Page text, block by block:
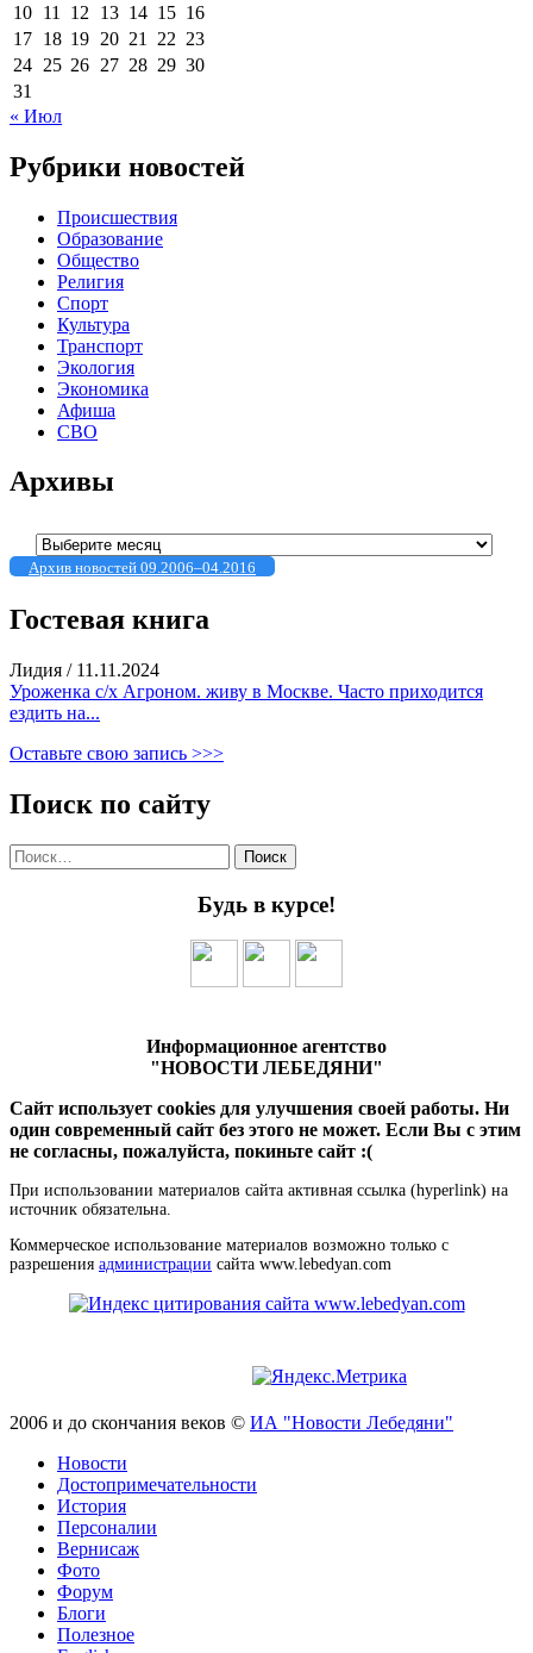
10 11 12 13 14 15 16
17 18 19 20 21 22 23
24 25 26 27 28 29 30
31
« Июл
Рубрики новостей
Происшествия
Образование
Общество
Религия
Спорт
Культура
Транспорт
Экология
Экономика
Афиша
СВО
Архивы
Архивы
Архив новостей 09.2006–04.2016
Гостевая книга
Лидия / 11.11.2024
Уроженка с/х Агроном. живу в Москве. Часто приходится
ездить на...
Оставьте свою запись >>>
Поиск по сайту
Найти:
Будь в курсе!
Информационное агентство
"НОВОСТИ ЛЕБЕДЯНИ"
Сайт использует cookies для улучшения своей работы. Ни
один современный сайт без этого не может. Если Вы с этим
не согласны, пожалуйста, покиньте сайт :(
При использовании материалов сайта активная ссылка (hyperlink) на
источник обязательна.
Коммерческое использование материалов возможно только с
разрешения администрации сайта www.lebedyan.com
2006 и до скончания веков © ИА "Новости Лебедяни"
Новости
Достопримечательности
История
Персоналии
Вернисаж
Фото
Форум
Блоги
Полезное